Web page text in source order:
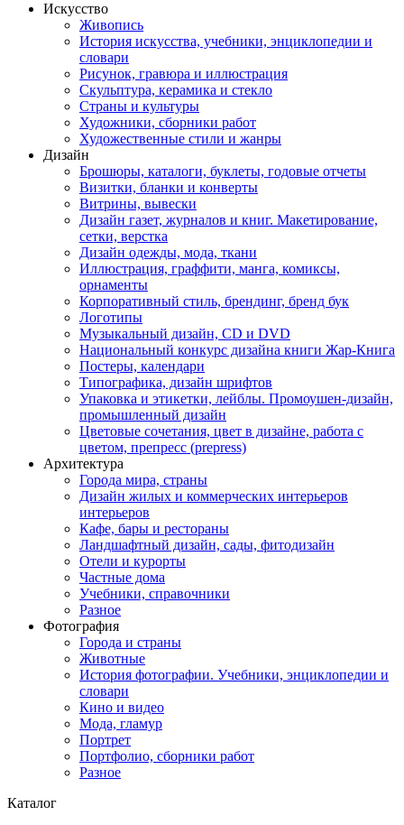
Искусство
Живопись
История искусства, учебники, энциклопедии и
словари
Рисунок, гравюра и иллюстрация
Скульптура, керамика и стекло
Страны и культуры
Художники, сборники работ
Художественные стили и жанры
Дизайн
Брошюры, каталоги, буклеты, годовые отчеты
Визитки, бланки и конверты
Витрины, вывески
Дизайн газет, журналов и книг. Макетирование,
сетки, верстка
Дизайн одежды, мода, ткани
Иллюстрация, граффити, манга, комиксы,
орнаменты
Корпоративный стиль, брендинг, бренд бук
Логотипы
Музыкальный дизайн, СD и DVD
Национальный конкурс дизайна книги Жар-Книга
Постеры, календари
Типографика, дизайн шрифтов
Упаковка и этикетки, лейблы. Промоушен-дизайн,
промышленный дизайн
Цветовые сочетания, цвет в дизайне, работа с
цветом, препресс (prepress)
Архитектура
Города мира, страны
Дизайн жилых и коммерческих интерьеров
интерьеров
Кафе, бары и рестораны
Ландшафтный дизайн, сады, фитодизайн
Отели и курорты
Частные дома
Учебники, справочники
Разное
Фотография
Города и страны
Животные
История фотографии. Учебники, энциклопедии и
словари
Кино и видео
Мода, гламур
Портрет
Портфолио, сборники работ
Разное
Каталог